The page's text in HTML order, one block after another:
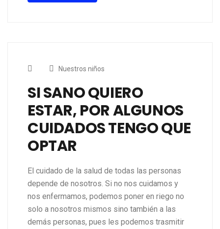
Nuestros niños
SI SANO QUIERO
ESTAR, POR ALGUNOS
CUIDADOS TENGO QUE
OPTAR
El cuidado de la salud de todas las personas
depende de nosotros. Si no nos cuidamos y
nos enfermamos, podemos poner en riego no
solo a nosotros mismos sino también a las
demás personas, pues les podemos trasmitir